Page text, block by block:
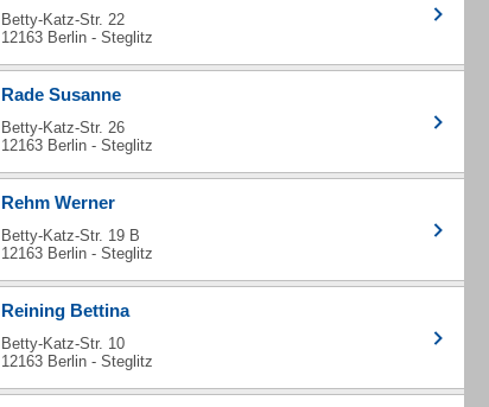
Betty-Katz-Str. 22
12163 Berlin - Steglitz
Rade Susanne
Betty-Katz-Str. 26
12163 Berlin - Steglitz
Rehm Werner
Betty-Katz-Str. 19 B
12163 Berlin - Steglitz
Reining Bettina
Betty-Katz-Str. 10
12163 Berlin - Steglitz